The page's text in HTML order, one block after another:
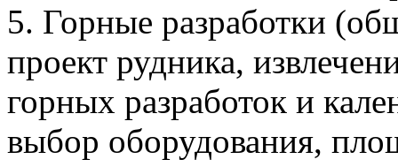
5. Горные разработки
проект рудника,
горных разработок и
выбор оборудования,